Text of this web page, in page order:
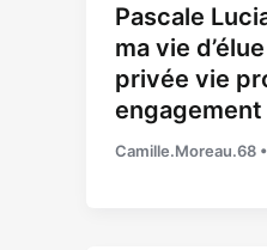
Pascale
ma vie
privée vie
engagement
Camille.Moreau.68 •